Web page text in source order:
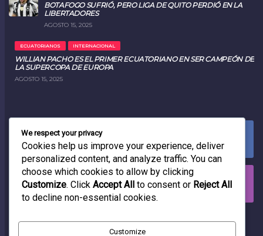
BOTAFOGO SUFRIÓ, PERO LIGA DE QUITO PERDIÓ EN LA
LIBERTADORES
AGOSTO 15, 2025
ECUATORIANOS INTERNACIONAL
WILLIAN PACHO ES EL PRIMER ECUATORIANO EN SER CAMPEÓN DE
LA SUPERCOPA DE EUROPA
AGOSTO 15, 2025
FACEBOOK
0LIKES
INSTAGRAM
0FOLLOWERS
RADIO
We respect your privacy
Cookies help us improve your experience, deliver
personalized content, and analyze traffic. You can
choose which cookies to allow by clicking
Customize. Click Accept All to consent or Reject All
to decline non-essential cookies.
Customize